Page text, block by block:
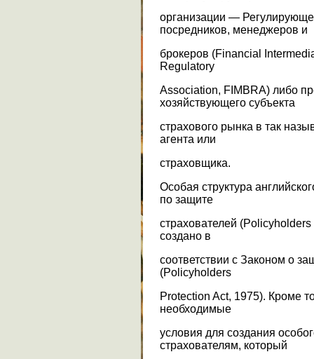
организации —
посредников, менеджеров и
брокеров (Financial
Regulatory
Association, FIMBRA) либо
хозяйствующего субъекта
страхового рынка в так
агента или
страховщика.
Особая структура
по защите
страхователей
создано в
соответствии с Законом о
(Policyholders
Protection Act, 1975). Кроме
необходимые
условия для создания
страхователям, который